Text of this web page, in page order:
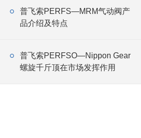
普飞索PERFS—MRM气动阀产
品介绍及特点
普飞索PERFSO—Nippon Gear
螺旋千斤顶在市场发挥作用